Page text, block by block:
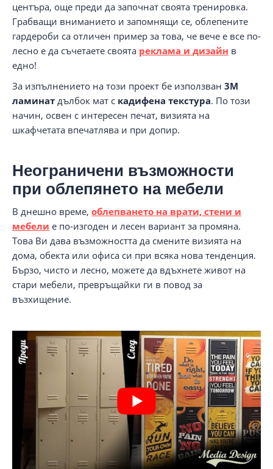
центъра, още преди да започнат своята тренировка.
Грабващи вниманието и запомнящи се, облепените
гардероби са отличен пример за това, че вече е все по-
лесно е да съчетаете своята реклама и дизайн в
едно!
За изпълнението на този проект бе използван 3M
ламинат дълбок мат с кадифена текстура. По този
начин, освен с интересен печат, визията на
шкафчетата впечатлява и при допир.
Неограничени възможности
при облепянето на мебели
В днешно време, облепването на врати, стени и
мебели е по-изгоден и лесен вариант за промяна.
Това Ви дава възможността да смените визията на
дома, обекта или офиса си при всяка нова тенденция.
Бързо, чисто и лесно, можете да вдъхнете живот на
стари мебели, превръщайки ги в повод за
възхищение.